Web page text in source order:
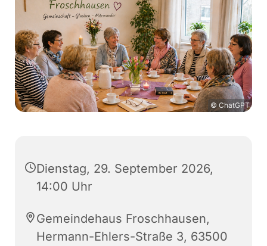
© ChatGPT
Dienstag, 29. September 2026,
14:00 Uhr
Gemeindehaus Froschhausen,
Hermann-Ehlers-Straße 3, 63500